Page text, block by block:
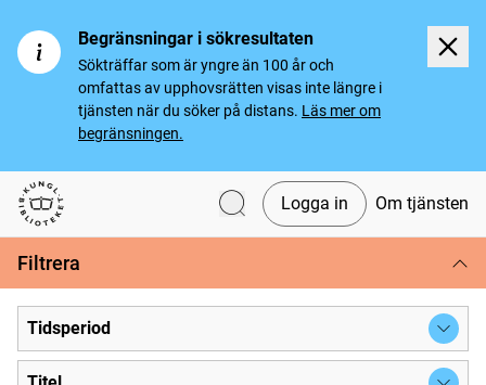
Begränsningar i sökresultaten
Sökträffar som är yngre än 100 år och
omfattas av upphovsrätten visas inte längre i
tjänsten när du söker på distans. Läs mer om
begränsningen.
Svenska tidningar
Logga in Om tjänsten
Filtrera
Tidsperiod